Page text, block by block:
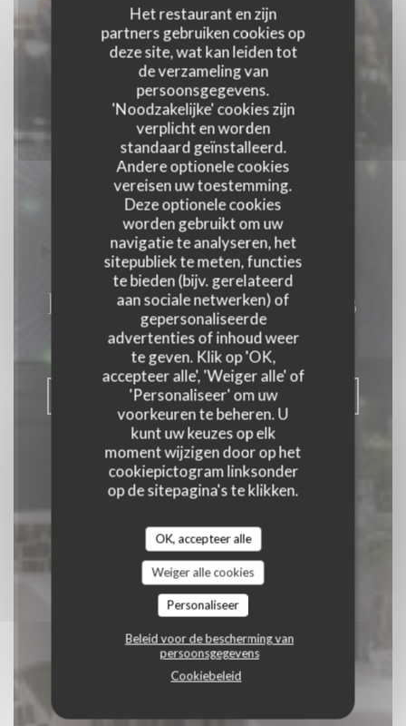
Het restaurant en zijn
partners gebruiken cookies op
deze site, wat kan leiden tot
de verzameling van
persoonsgegevens.
'Noodzakelijke' cookies zijn
verplicht en worden
standaard geïnstalleerd.
Andere optionele cookies
vereisen uw toestemming.
Deze optionele cookies
worden gebruikt om uw
navigatie te analyseren, het
sitepubliek te meten, functies
te bieden (bijv. gerelateerd
aan sociale netwerken) of
gepersonaliseerde
advertenties of inhoud weer
te geven. Klik op 'OK,
accepteer alle', 'Weiger alle' of
'Personaliseer' om uw
voorkeuren te beheren. U
kunt uw keuzes op elk
moment wijzigen door op het
cookiepictogram linksonder
op de sitepagina's te klikken.
OK, accepteer alle
Weiger alle cookies
Personaliseer
Beleid voor de bescherming van
persoonsgegevens
Cookiebeleid
La Closerie des Lilas
GOURMET RESTAURANT|PARIS
RESERVEER EEN TAFEL